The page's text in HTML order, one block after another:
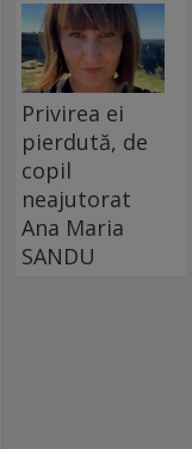
Privirea ei
pierdută, de
copil
neajutorat
Ana Maria
SANDU